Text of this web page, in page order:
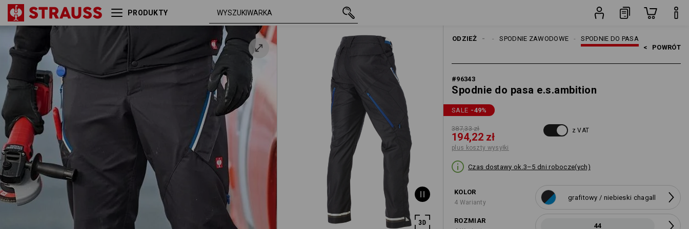
PRODUKTY
ODZIEŻ SPODNIE DO PASA
SPODNIE ZAWODOWE
SPODNIE ROBOCZE
MĘŻCZYŹNI
< POWRÓT
#96343
Spodnie do pasa e.s.ambition
SALE -49%
387,33 zł
194,22 zł
plus koszty wysyłki
z VAT
Czas dostawy ok.3–5 dni robocze(ych)
KOLOR
4 Warianty
grafitowy / niebieski chagall
ROZMIAR
44
Spodnie do pasa
e.s.ambition
chagall
44